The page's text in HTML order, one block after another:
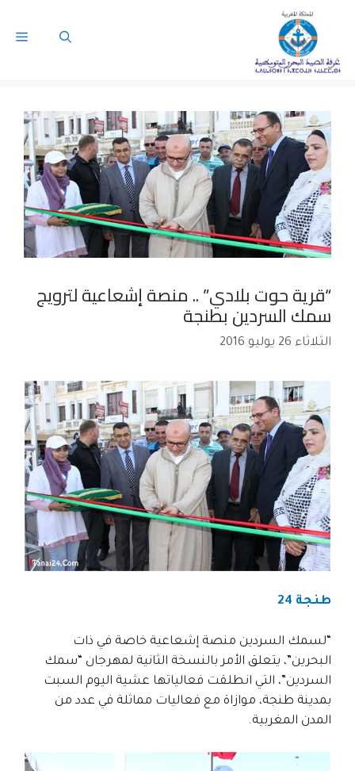
“قرية حوت بلادي” .. منصة إشعاعية لترويج
سمك السردين بطنجة
الثلاثاء 26 يوليو 2016
طنجة 24
“لسمك السردين منصة إشعاعية خاصة في ذات
البحرين”، يتعلق الأمر بالنسخة الثانية لمهرجان “سمك
السردين”، التي انطلقت فعالياتها عشية اليوم السبت
بمدينة طنجة، موازاة مع فعاليات مماثلة في عدد من
المدن المغربية.